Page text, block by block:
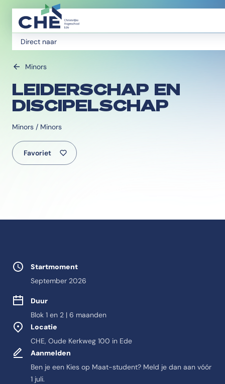
Direct naar
Minors
LEIDERSCHAP EN
DISCIPELSCHAP
Minors / Minors
Favoriet
Startmoment
September 2026
Duur
Blok 1 en 2 | 6 maanden
Locatie
CHE, Oude Kerkweg 100 in Ede
Aanmelden
Ben je een Kies op Maat-student? Meld je dan aan vóór
1 juli.